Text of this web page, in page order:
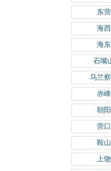
东营
海西
海东
石嘴
乌兰
赤峰
朝阳
营口
鞍山
上饶